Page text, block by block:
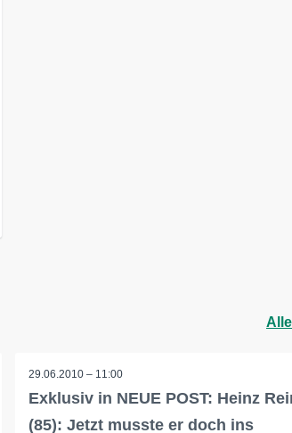
29.06.2010 – 11:00
Exklusiv in NEUE POST: Heinz
(85): Jetzt musste er doch ins